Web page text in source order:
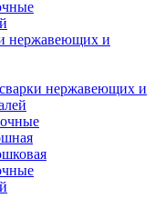
нержавеющих и
нержавеющих и